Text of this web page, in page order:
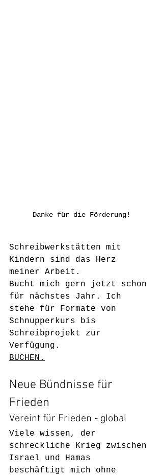
Danke für die Förderung!
Schreibwerkstätten mit
Kindern sind das Herz
meiner Arbeit.
Bucht mich gern jetzt schon
für nächstes Jahr. Ich
stehe für Formate von
Schnupperkurs bis
Schreibprojekt zur
Verfügung.
BUCHEN.
Neue Bündnisse für
Frieden
Vereint für Frieden - global
Viele wissen, der
schreckliche Krieg zwischen
Israel und Hamas
beschäftigt mich ohne